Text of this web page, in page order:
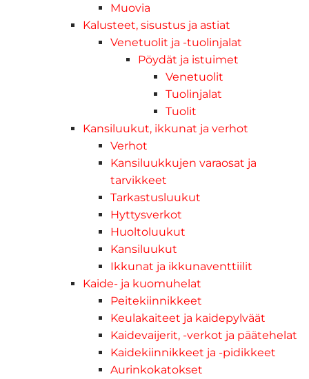
Muovia
Kalusteet, sisustus ja astiat
Venetuolit ja -tuolinjalat
Pöydät ja istuimet
Venetuolit
Tuolinjalat
Tuolit
Kansiluukut, ikkunat ja verhot
Verhot
Kansiluukkujen varaosat ja
tarvikkeet
Tarkastusluukut
Hyttysverkot
Huoltoluukut
Kansiluukut
Ikkunat ja ikkunaventtiilit
Kaide- ja kuomuhelat
Peitekiinnikkeet
Keulakaiteet ja kaidepylväät
Kaidevaijerit, -verkot ja päätehelat
Kaidekiinnikkeet ja -pidikkeet
Aurinkokatokset